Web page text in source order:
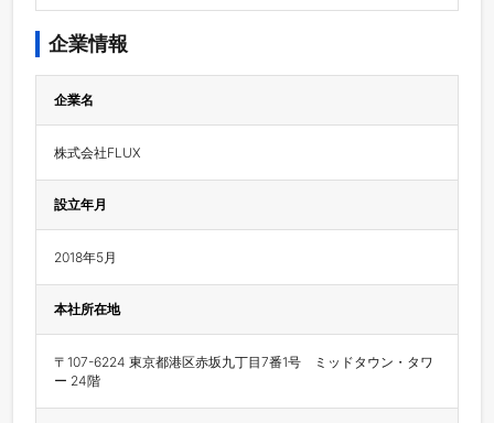
企業情報
企業名
株式会社FLUX
設立年月
2018年5月
本社所在地
〒107-6224 東京都港区赤坂九丁目7番1号　ミッドタウン・タワ
ー 24階